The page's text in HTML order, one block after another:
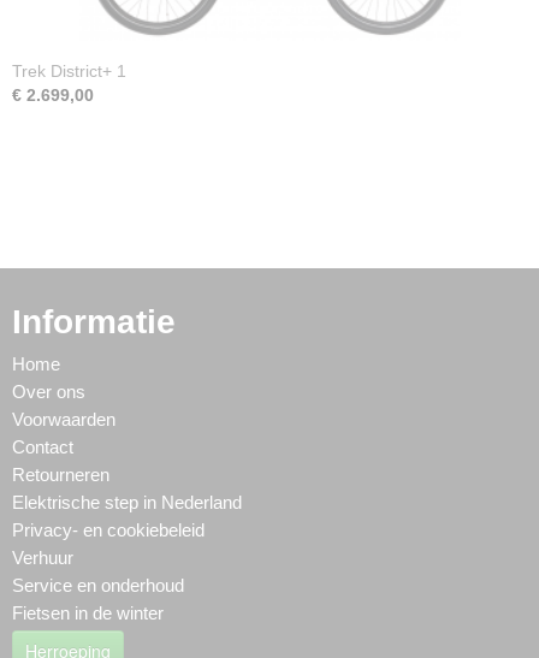
Trek District+ 1
€ 2.699,00
Informatie
Home
Over ons
Voorwaarden
Contact
Retourneren
Elektrische step in Nederland
Privacy- en cookiebeleid
Verhuur
Service en onderhoud
Fietsen in de winter
Herroeping